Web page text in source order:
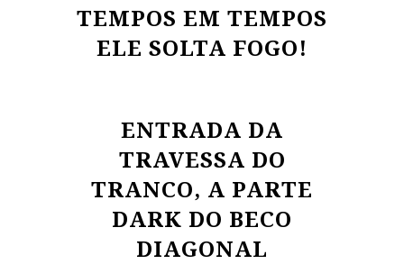
TEMPOS EM TEMPOS
ELE SOLTA FOGO!
ENTRADA DA
TRAVESSA DO
TRANCO, A PARTE
DARK DO BECO
DIAGONAL